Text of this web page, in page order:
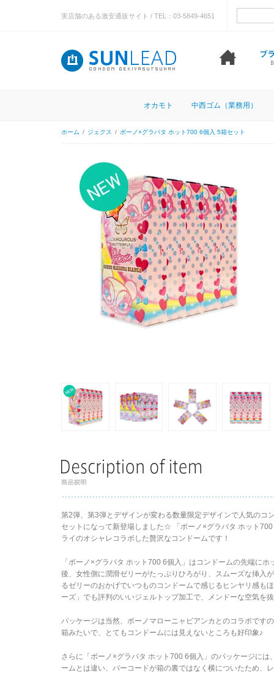
実店舗のある激安通販サイト / TEL：03-5849-4651
オカモト 中西ゴム（業務用）
ホーム / ジェクス / ボーノ×グラバタ ホット700 6個入 5箱セット
第2弾、第3弾とデザインが変わる数量限定デザインで人気のコ
セットになって新登場しました☆ 「ボーノ×グラバタ ホット
ライのオシャレコラボした贅沢なコンドームです！
「ボーノ×グラバタ ホット700 6個入」はコンドームの先端に
後、女性側に潤滑ゼリーがたっぷりひろがり、スムーズな挿入
るゼリーのおかげでいつものコンドームで感じるヒンヤリ感も
ーズ」でも評判のいいジェルトップ加工で、メンドーな空気を
パッケージは当然、ボーノマローニャビアンカとのコラボです
箱みたいで、とてもコンドームには見えないところも好印象♪
さらに「ボーノ×グラバタ ホット700 6個入」のパッケージに
ームとは違い、バーコードが箱の裏ではなく横についたため、